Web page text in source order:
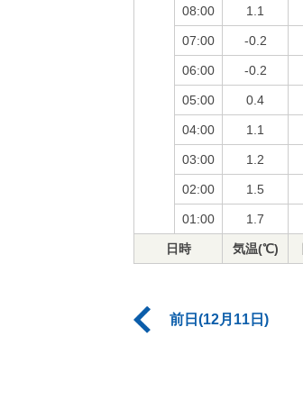
08:00 1.1
07:00 -0.2
06:00 -0.2
05:00 0.4
04:00 1.1
03:00 1.2
02:00 1.5
01:00 1.7
日時 気温(℃)
前日(12月11日)